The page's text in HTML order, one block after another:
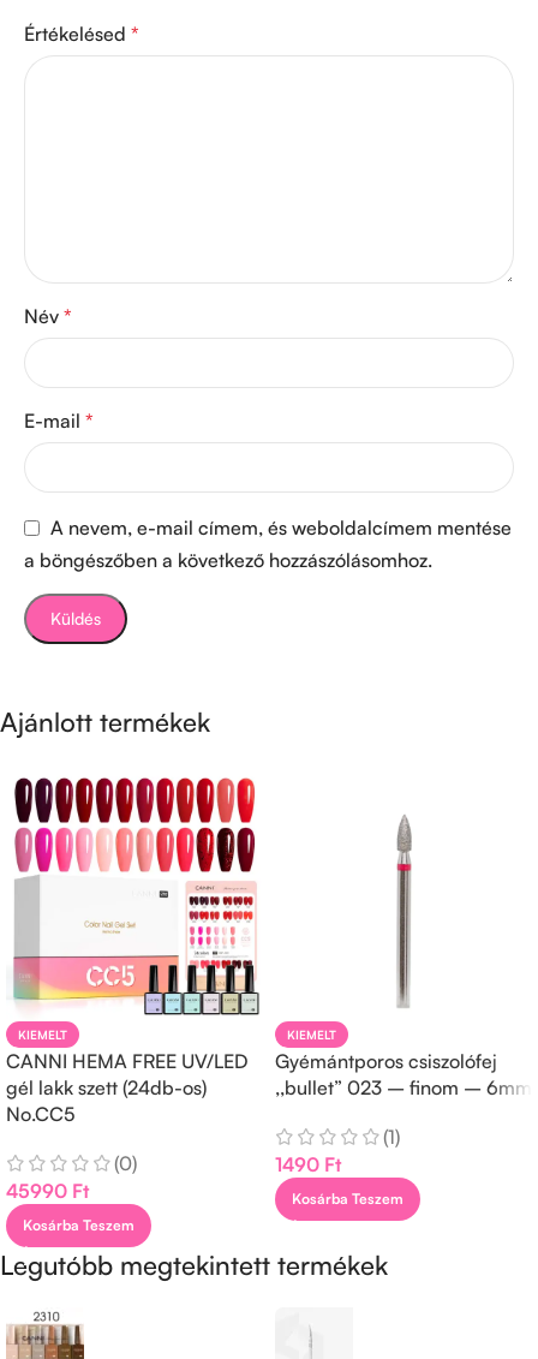
Értékelésed *
Név *
E-mail *
A nevem, e-mail címem, és weboldalcímem mentése
a böngészőben a következő hozzászólásomhoz.
Ajánlott termékek
KIEMELT
CANNI HEMA FREE UV/LED
gél lakk szett (24db-os)
No.CC5
(0)
45990 Ft
Kosárba Teszem
KIEMELT
Gyémántporos csiszolófej
,,bullet” 023 – finom – 6mm
(1)
1490 Ft
Kosárba Teszem
Legutóbb megtekintett termékek